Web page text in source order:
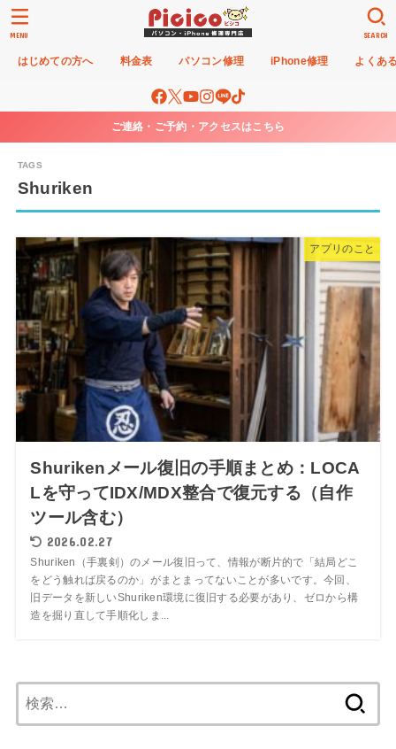
はじめての方へ 料金表 パソコン修理 iPhone修理 よくあ
SEARCH
MENU
ご連絡・ご予約・アクセスはこちら
Shuriken
アプリのこと
Shurikenメール復旧の手順まとめ：LOCA
Lを守ってIDX/MDX整合で復元する（自作
ツール含む）
2026.02.27
Shuriken（手裏剣）のメール復旧って、情報が断片的で「結局どこ
をどう触れば戻るのか」がまとまってないことが多いです。今回、
旧データを新しいShuriken環境に復旧する必要があり、ゼロから構
造を掘り直して手順化しま...
索: